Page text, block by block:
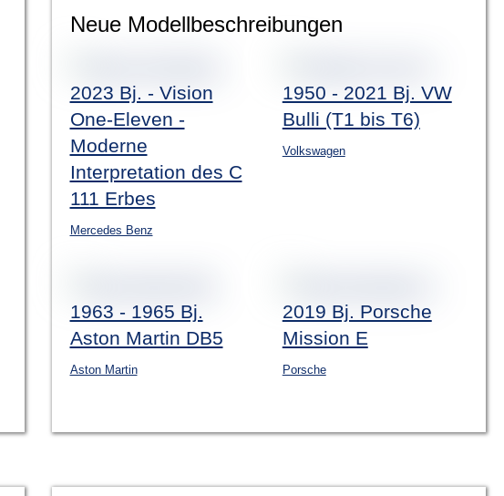
Neue Modellbeschreibungen
2023 Bj. - Vision
One-Eleven -
Moderne
Interpretation des C
111 Erbes
Mercedes Benz
1950 - 2021 Bj. VW
Bulli (T1 bis T6)
Volkswagen
1963 - 1965 Bj.
Aston Martin DB5
Aston Martin
2019 Bj. Porsche
Mission E
Porsche